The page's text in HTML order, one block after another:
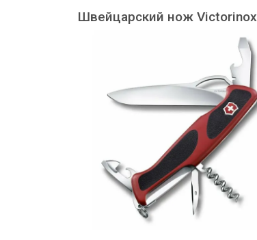
Швейцарский нож Victorinox